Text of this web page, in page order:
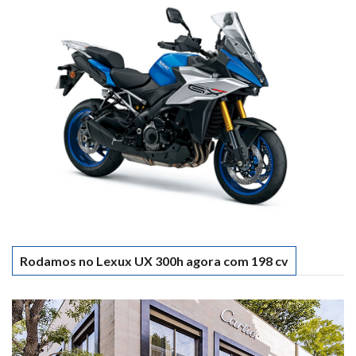
Rodamos no Lexux UX 300h agora com 198 cv